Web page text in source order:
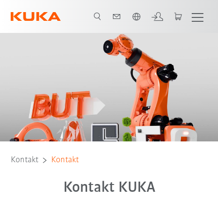
Kontakt Kontakt
Kontakt KUKA